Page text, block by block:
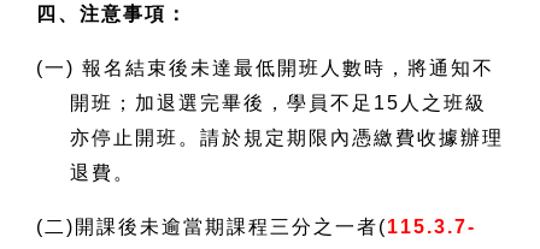
四、注意事項：
(一) 報名結束後未達最低開班人數時，將通知不
開班；加退選完畢後，學員不足15人之班級
亦停止開班。請於規定期限內憑繳費收據辦理
退費。
( 二)開課後未逾當期課程三分之一者(115.3.7-